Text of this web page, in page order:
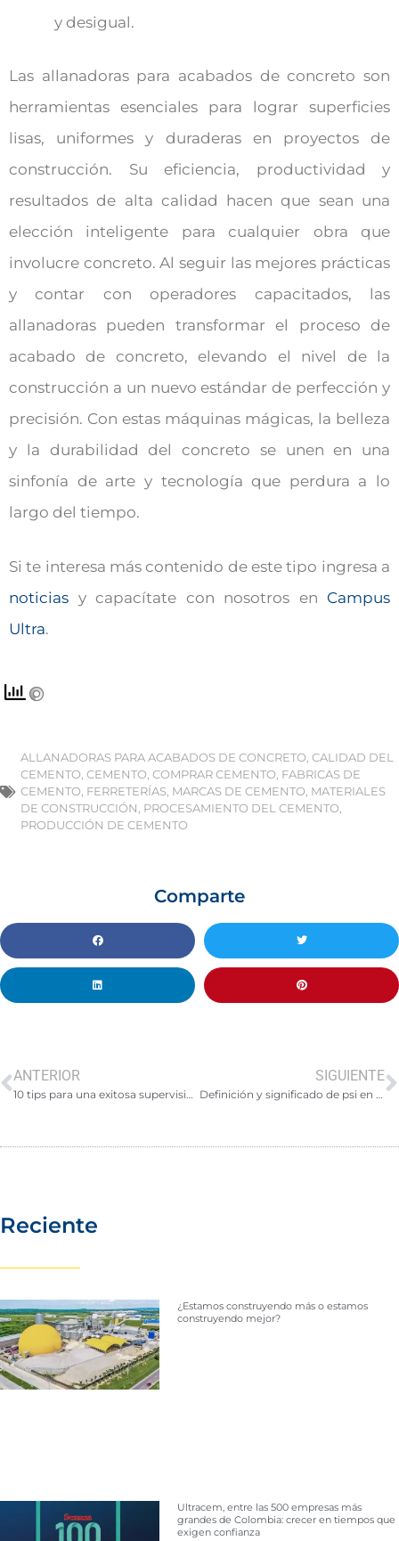
y desigual.
Las allanadoras para acabados de concreto son
herramientas esenciales para lograr superficies
lisas, uniformes y duraderas en proyectos de
construcción. Su eficiencia, productividad y
resultados de alta calidad hacen que sean una
elección inteligente para cualquier obra que
involucre concreto. Al seguir las mejores prácticas
y contar con operadores capacitados, las
allanadoras pueden transformar el proceso de
acabado de concreto, elevando el nivel de la
construcción a un nuevo estándar de perfección y
precisión. Con estas máquinas mágicas, la belleza
y la durabilidad del concreto se unen en una
sinfonía de arte y tecnología que perdura a lo
largo del tiempo.
Si te interesa más contenido de este tipo ingresa a
noticias y capacítate con nosotros en Campus
Ultra.
ALLANADORAS PARA ACABADOS DE CONCRETO, CALIDAD DEL
CEMENTO, CEMENTO, COMPRAR CEMENTO, FABRICAS DE
CEMENTO, FERRETERÍAS, MARCAS DE CEMENTO, MATERIALES
DE CONSTRUCCIÓN, PROCESAMIENTO DEL CEMENTO,
PRODUCCIÓN DE CEMENTO
Comparte
ANTERIOR
10 tips para una exitosa supervisión de obra de construcción
SIGUIENTE
Definición y significado de psi en el contexto de la construcción
Reciente
¿Estamos construyendo más o estamos
construyendo mejor?
Ultracem, entre las 500 empresas más
grandes de Colombia: crecer en tiempos que
exigen confianza